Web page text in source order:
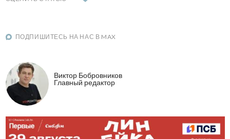
ПОДПИШИТЕСЬ НА НАС В MAX
Виктор Бобровников
Главный редактор